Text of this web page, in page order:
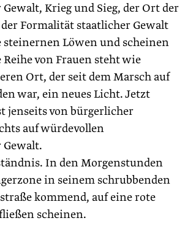
Krieg und Sieg, der Ort der
Formalität staatlicher Gewalt
steinernen Löwen und scheinen
von Frauen steht wie
Ort, der seit dem Marsch auf
war, ein neues Licht. Jetzt
jenseits von bürgerlicher
auf würdevollen
In den Morgenstunden
in seinem schrubbenden
kommend, auf eine rote
scheinen.